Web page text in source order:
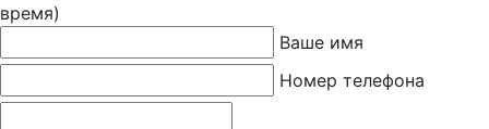
время)
Ваше имя
Номер телефона